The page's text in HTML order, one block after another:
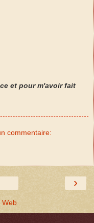
et pour m'avoir fait
commentaire:
›
Web